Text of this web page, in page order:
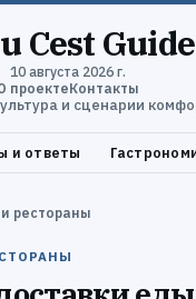
Cest Guide
10 августа 2026 г.
проектеКонтакты
и сценарии
и ответы
рестораны